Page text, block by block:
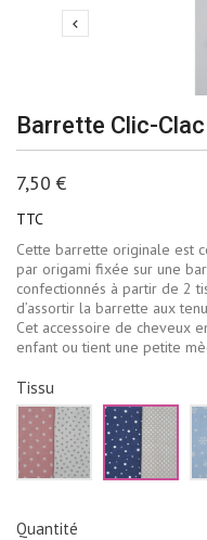

Barrette Clic-
7,50 €
TTC
Cette barrette originale est
par origami fixée sur une
confectionnés à partir de 2
d’assortir la barrette aux
Cet accessoire de cheveux
enfant ou tient une petite
Tissu
Rose
blanc
Bleu
Quantité